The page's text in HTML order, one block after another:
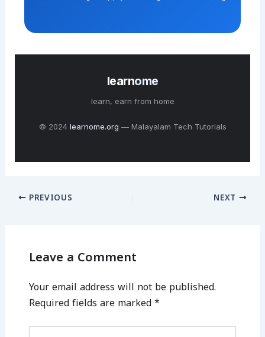
learnome
learn, earn from home
© 2024 learnome.org — Malayalam Tech Tutorials
PREVIOUS NEXT
Leave a Comment
Your email address will not be published.
Required fields are marked *